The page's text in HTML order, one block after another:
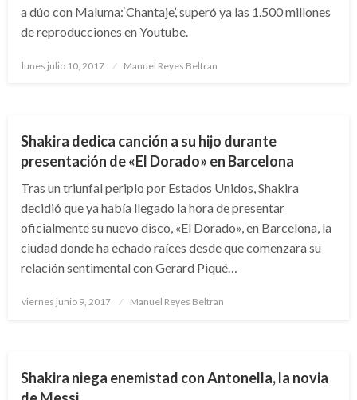
a dúo con Maluma:‘Chantaje’, superó ya las 1.500 millones
de reproducciones en Youtube.
Publicado
lunes julio 10, 2017 Manuel Reyes Beltran
Shakira dedica canción a su hijo durante
presentación de «El Dorado» en Barcelona
Tras un triunfal periplo por Estados Unidos, Shakira
decidió que ya había llegado la hora de presentar
oficialmente su nuevo disco, «El Dorado», en Barcelona, la
ciudad donde ha echado raíces desde que comenzara su
relación sentimental con Gerard Piqué…
Publicado
viernes junio 9, 2017 Manuel Reyes Beltran
Shakira niega enemistad con Antonella, la novia